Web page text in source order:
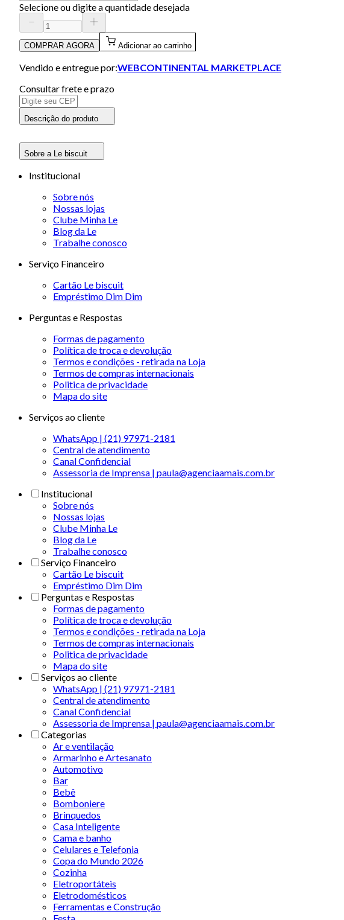
Selecione ou digite a quantidade desejada
COMPRAR AGORA Adicionar ao carrinho
Vendido e entregue por:WEBCONTINENTAL MARKETPLACE
Consultar frete e prazo
Descrição do produto
Sobre a Le biscuit
Institucional
Sobre nós
Nossas lojas
Clube Minha Le
Blog da Le
Trabalhe conosco
Serviço Financeiro
Cartão Le biscuit
Empréstimo Dim Dim
Perguntas e Respostas
Formas de pagamento
Política de troca e devolução
Termos e condições - retirada na Loja
Termos de compras internacionais
Politica de privacidade
Mapa do site
Serviços ao cliente
WhatsApp | (21) 97971-2181
Central de atendimento
Canal Confidencial
Assessoria de Imprensa | paula@agenciaamais.com.br
Institucional
Sobre nós
Nossas lojas
Clube Minha Le
Blog da Le
Trabalhe conosco
Serviço Financeiro
Cartão Le biscuit
Empréstimo Dim Dim
Perguntas e Respostas
Formas de pagamento
Política de troca e devolução
Termos e condições - retirada na Loja
Termos de compras internacionais
Politica de privacidade
Mapa do site
Serviços ao cliente
WhatsApp | (21) 97971-2181
Central de atendimento
Canal Confidencial
Assessoria de Imprensa | paula@agenciaamais.com.br
Categorias
Ar e ventilação
Armarinho e Artesanato
Automotivo
Bar
Bebê
Bomboniere
Brinquedos
Casa Inteligente
Cama e banho
Celulares e Telefonia
Copa do Mundo 2026
Cozinha
Eletroportáteis
Eletrodomésticos
Ferramentas e Construção